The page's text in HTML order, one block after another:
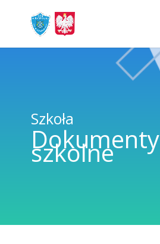
Szkoła
Dokumenty
szkolne